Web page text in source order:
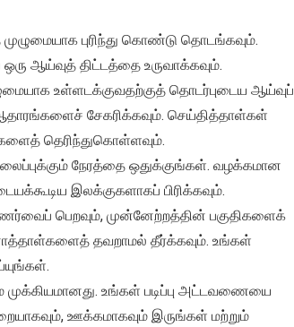
முழுமையாக புரிந்து கொண்டு தொடங்கவும்.
ஆய்வுத் திட்டத்தை உருவாக்கவும்.
உள்ளடக்குவதற்குத் தொடர்புடைய ஆய்வுப்
சேகரிக்கவும். செய்தித்தாள்கள்
தெரிந்துகொள்ளவும்.
நேரத்தை ஒதுக்குங்கள். வழக்கமான
இலக்குகளாகப் பிரிக்கவும்.
பெறவும், முன்னேற்றத்தின் பகுதிகளைக்
தவறாமல் தீர்க்கவும். உங்கள்
முக்கியமானது. உங்கள் படிப்பு அட்டவணையை
ஊக்கமாகவும் இருங்கள் மற்றும்